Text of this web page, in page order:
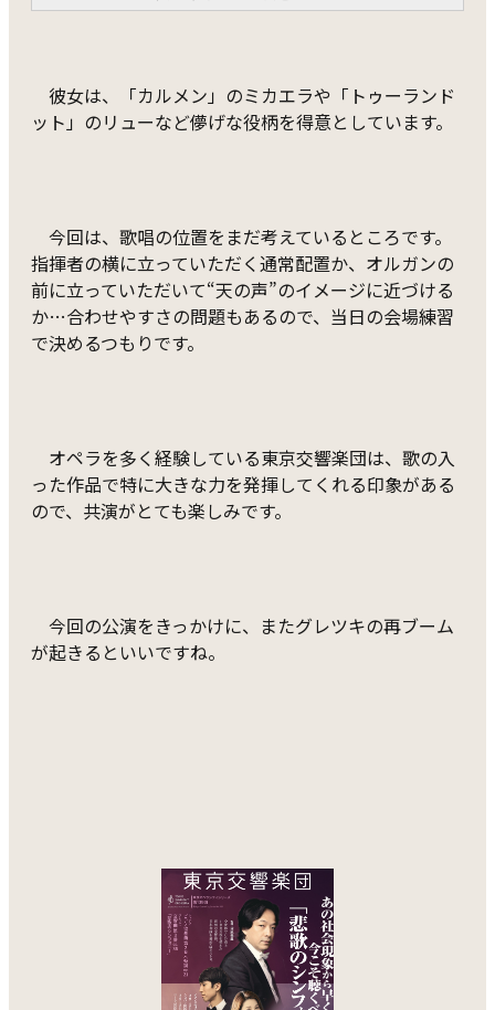
彼女は、「カルメン」のミカエラや「トゥーランド
ット」のリューなど儚げな役柄を得意としています。
今回は、歌唱の位置をまだ考えているところです。
指揮者の横に立っていただく通常配置か、オルガンの
前に立っていただいて“天の声”のイメージに近づける
か…合わせやすさの問題もあるので、当日の会場練習
で決めるつもりです。
オペラを多く経験している東京交響楽団は、歌の入
った作品で特に大きな力を発揮してくれる印象がある
ので、共演がとても楽しみです。
今回の公演をきっかけに、またグレツキの再ブーム
が起きるといいですね。